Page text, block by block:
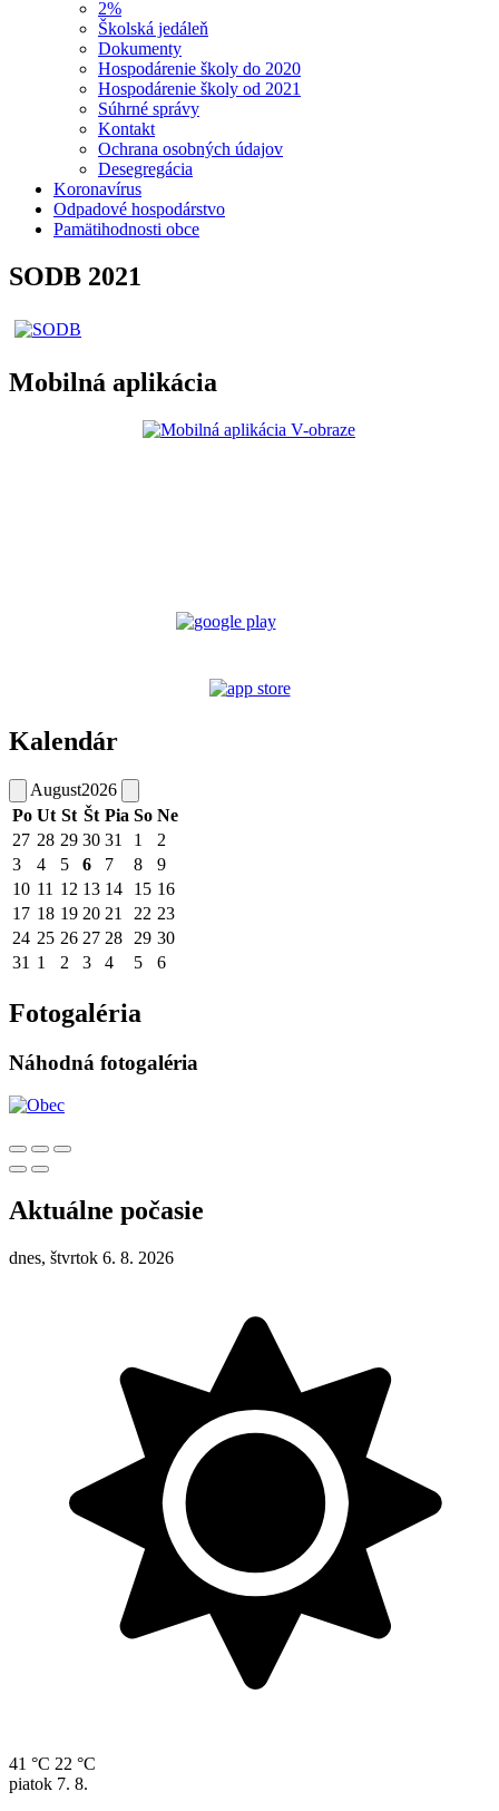
2%
Školská jedáleň
Dokumenty
Hospodárenie školy do 2020
Hospodárenie školy od 2021
Súhrné správy
Kontakt
Ochrana osobných údajov
Desegregácia
Koronavírus
Odpadové hospodárstvo
Pamätihodnosti obce
SODB 2021
Mobilná aplikácia
Kalendár
August2026
Po Ut St Št Pia So Ne
27 28 29 30 31 1
2
3
4 5 6 7 8
9
10 11 12 13 14 15 16
17 18 19 20 21 22 23
24 25 26 27 28 29 30
31 1 2 3 4 5 6
Fotogaléria
Náhodná fotogaléria
Aktuálne počasie
dnes, štvrtok 6. 8. 2026
41 °C 22 °C
piatok 7. 8.